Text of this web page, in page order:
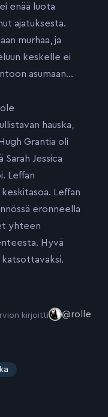
enää luota
ajatuksesta.
murhaa, ja
keskelle ei
asumaan…
hauska,
Grantia oli
Sarah Jessica
Leffan
Leffan
eronneella
yhteen
Hyvä
katsottavaksi.
kirjoitti @rolle